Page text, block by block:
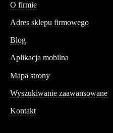
O firmie
Adres sklepu firmowego
Blog
Aplikacja mobilna
Mapa strony
Wyszukiwanie zaawansowane
Kontakt